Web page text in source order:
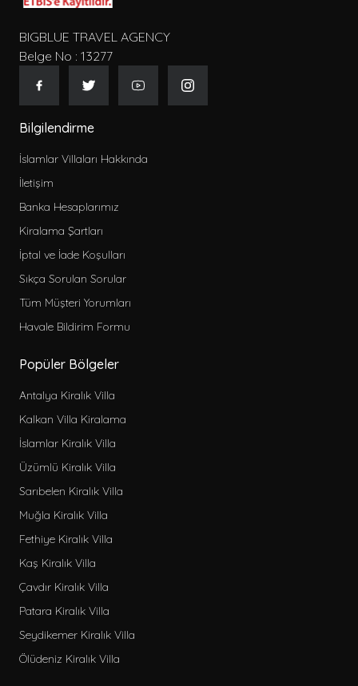
BIGBLUE TRAVEL AGENCY
Belge No : 13277
Bilgilendirme
İslamlar Villaları Hakkında
İletişim
Banka Hesaplarımız
Kiralama Şartları
İptal ve İade Koşulları
Sıkça Sorulan Sorular
Tüm Müşteri Yorumları
Havale Bildirim Formu
Popüler Bölgeler
Antalya Kiralık Villa
Kalkan Villa Kiralama
İslamlar Kiralık Villa
Üzümlü Kiralık Villa
Sarıbelen Kiralık Villa
Muğla Kiralık Villa
Fethiye Kiralık Villa
Kaş Kiralık Villa
Çavdır Kiralık Villa
Patara Kiralık Villa
Seydikemer Kiralık Villa
Ölüdeniz Kiralık Villa